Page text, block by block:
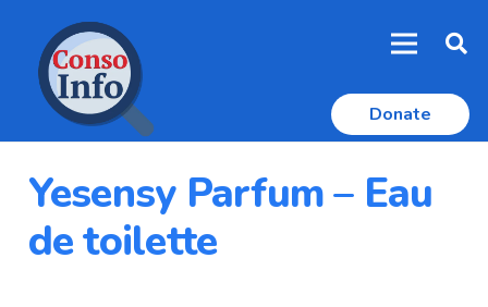
Donate
Yesensy Parfum – Eau
de toilette